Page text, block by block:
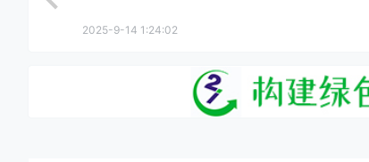
2025-9-14 1:24:02